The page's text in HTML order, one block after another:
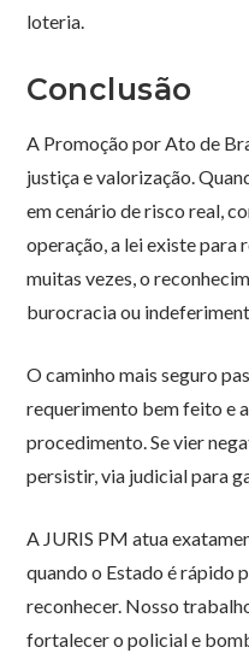
loteria.
Conclusão
A Promoção por Ato de
justiça e valorização.
em cenário de risco real,
operação, a lei existe para
muitas vezes, o
burocracia ou
O caminho mais seguro
requerimento bem feito e
procedimento. Se vier
persistir, via judicial para
A JURIS PM atua
quando o Estado é rápido
reconhecer. Nosso
fortalecer o policial e